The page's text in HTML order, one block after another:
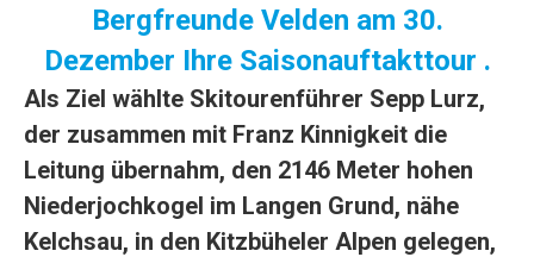
Bergfreunde Velden am 30.
Dezember Ihre Saisonauftakttour .
Als Ziel wählte Skitourenführer Sepp Lurz,
der zusammen mit Franz Kinnigkeit die
Leitung übernahm, den 2146 Meter hohen
Niederjochkogel im Langen Grund, nähe
Kelchsau, in den Kitzbüheler Alpen gelegen,